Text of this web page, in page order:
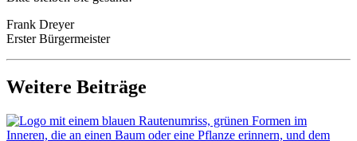
Frank Drey­er
Ers­ter Bürgermeister
Weitere Beiträge